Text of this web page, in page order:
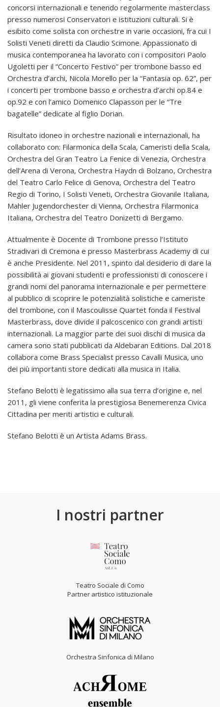
concorsi internazionali e tenendo regolarmente masterclass
presso numerosi Conservatori e istituzioni culturali. Si è
esibito come solista con orchestre in varie occasioni, fra cui I
Solisti Veneti diretti da Claudio Scimone. Appassionato di
musica contemporanea ha lavorato con i compositori Paolo
Ugoletti per il “Concerto Festivo” per trombone basso ed
Orchestra d’archi, Nicola Morello per la “Fantasia op. 62”, per
i concerti per trombone basso e orchestra d’archi op.84 e
op.92 e con l’amico Domenico Clapasson per le “Tre
bagatelle” dedicate al figlio Dorian.
Risultato idoneo in orchestre nazionali e internazionali, ha
collaborato con: Filarmonica della Scala, Cameristi della Scala,
Orchestra del Gran Teatro La Fenice di Venezia, Orchestra
dell’Arena di Verona, Orchestra Haydn di Bolzano, Orchestra
del Teatro Carlo Felice di Genova, Orchestra del Teatro
Regio di Torino, I Solisti Veneti, Orchestra Giovanile Italiana,
Mahler Jugendorchester di Vienna, Orchestra Filarmonica
Italiana, Orchestra del Teatro Donizetti di Bergamo.
Attualmente è Docente di Trombone presso l’Istituto
Stradivari di Cremona e presso Masterbrass Academy di cui
è anche Presidente. Nel 2011, spinto dal desiderio di dare la
possibilità ai giovani studenti e professionisti di conoscere i
grandi nomi del panorama internazionale e per permettere
al pubblico di scoprire le potenzialità solistiche e cameriste
del trombone, con il Mascoulisse Quartet fonda il Festival
Masterbrass, dove divide il palcoscenico con grandi artisti
internazionali. La maggior parte dei suoi dischi di musica da
camera sono stati pubblicati da Aldebaran Editions. Dal 2018
collabora come Brass Specialist presso Cavalli Musica, uno
dei più importanti store dedicati alla musica in Italia.
Stefano Belotti è legatissimo alla sua terra d’origine e, nel
2011, gli viene conferita la prestigiosa Benemerenza Civica
Cittadina per meriti artistici e culturali.
Stefano Belotti è un Artista Adams Brass.
I nostri partner
Teatro Sociale di Como
Partner artistico istituzionale
Orchestra Sinfonica di Milano